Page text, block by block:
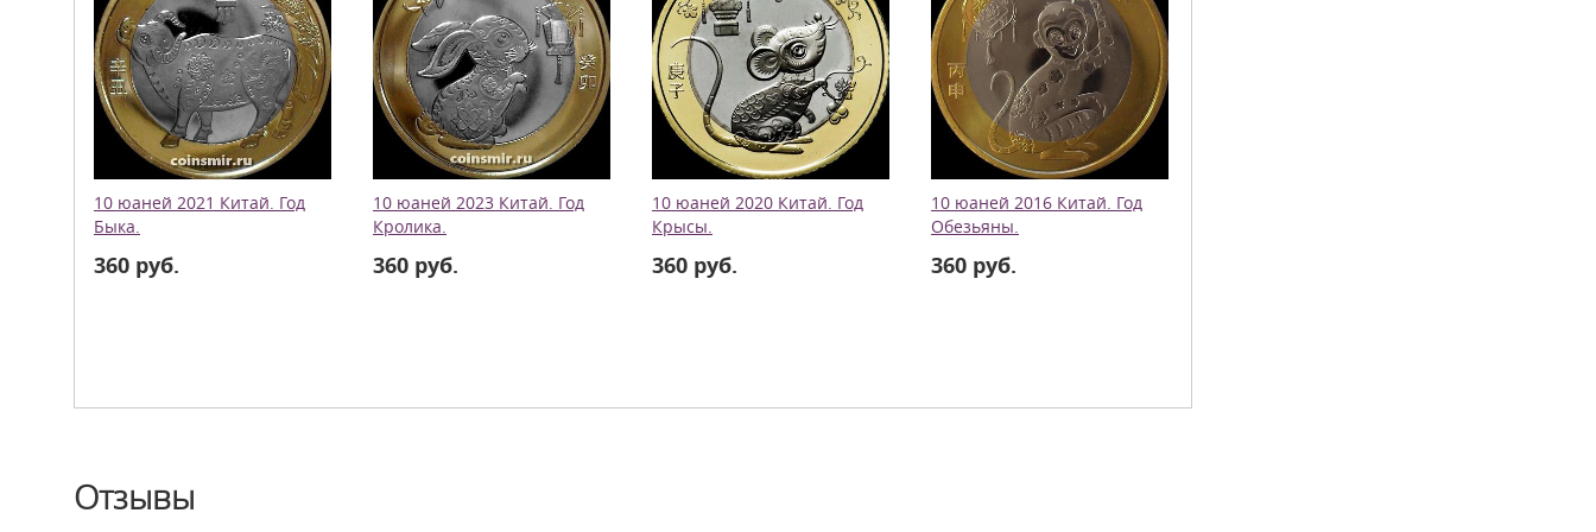
10 юаней 2021 Китай. Год
Быка.
360 руб.
10 юаней 2023 Китай. Год
Кролика.
360 руб.
10 юаней 2020 Китай. Год
Крысы.
360 руб.
10 юаней 2016 Китай. Год
Обезьяны.
360 руб.
Отзывы